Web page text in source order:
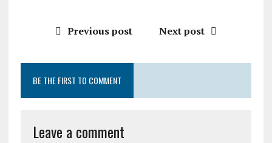
Previous post Next post
BE THE FIRST TO COMMENT
Leave a comment